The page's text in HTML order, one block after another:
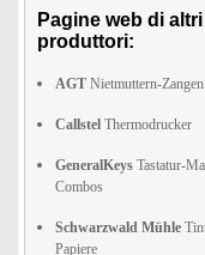
Pagine web di altri
produttori:
AGT Nietmuttern-Zangen
Callstel Thermodrucker
GeneralKeys Tastatur-
Combos
Schwarzwald Mühle
Papiere